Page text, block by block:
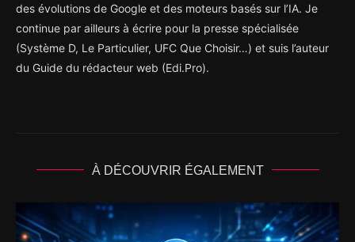
des évolutions de Google et des moteurs basés sur l’IA. Je
continue par ailleurs à écrire pour la presse spécialisée
(Système D, Le Particulier, UFC Que Choisir…) et suis l’auteur
du Guide du rédacteur web (Edi.Pro).
À DÉCOUVRIR ÉGALEMENT